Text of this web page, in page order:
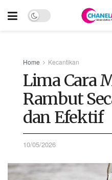
Home Kecantikan
Lima Cara
Rambut
dan Efektif
10/05/2026